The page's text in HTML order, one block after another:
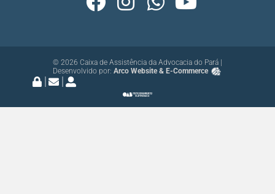
© 2026 Caixa de Assistência da Advocacia do Pará |
Desenvolvido por: Arco Website & E-Commerce